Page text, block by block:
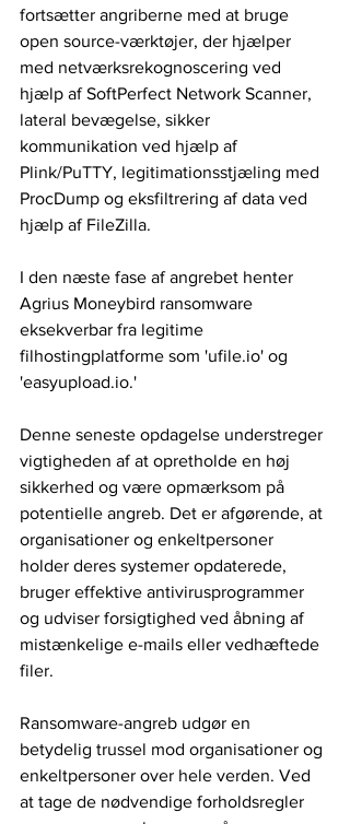
fortsætter angriberne med at bruge
open source-værktøjer, der hjælper
med netværksrekognoscering ved
hjælp af SoftPerfect Network Scanner,
lateral bevægelse, sikker
kommunikation ved hjælp af
Plink/PuTTY, legitimationsstjæling med
ProcDump og eksfiltrering af data ved
hjælp af FileZilla.
I den næste fase af angrebet henter
Agrius Moneybird ransomware
eksekverbar fra legitime
filhostingplatforme som 'ufile.io' og
'easyupload.io.'
Denne seneste opdagelse understreger
vigtigheden af at opretholde en høj
sikkerhed og være opmærksom på
potentielle angreb. Det er afgørende, at
organisationer og enkeltpersoner
holder deres systemer opdaterede,
bruger effektive antivirusprogrammer
og udviser forsigtighed ved åbning af
mistænkelige e-mails eller vedhæftede
filer.
Ransomware-angreb udgør en
betydelig trussel mod organisationer og
enkeltpersoner over hele verden. Ved
at tage de nødvendige forholdsregler